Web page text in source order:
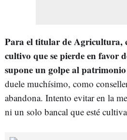
Para el titular de Agricultura,
cultivo que se pierde en favor
supone un golpe al
duele muchísimo, como
abandona. Intento evitar en la
ni un solo bancal que esté